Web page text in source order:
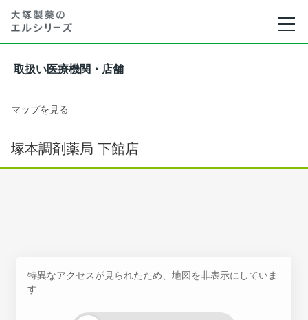
取扱い医療機関・店舗
マップを見る
塚本調剤薬局 下館店
特異なアクセスが見られたため、地図を非表示にしていま
す